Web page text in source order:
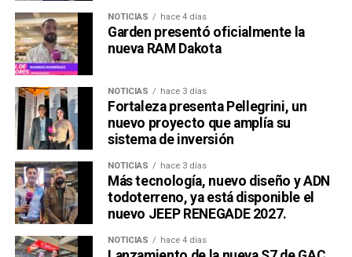
NOTICIAS hace 4 días
Garden presentó oficialmente la
nueva RAM Dakota
NOTICIAS hace 3 días
Fortaleza presenta Pellegrini, un
nuevo proyecto que amplía su
sistema de inversión
NOTICIAS hace 3 días
Más tecnología, nuevo diseño y ADN
todoterreno, ya está disponible el
nuevo JEEP RENEGADE 2027.
NOTICIAS hace 4 días